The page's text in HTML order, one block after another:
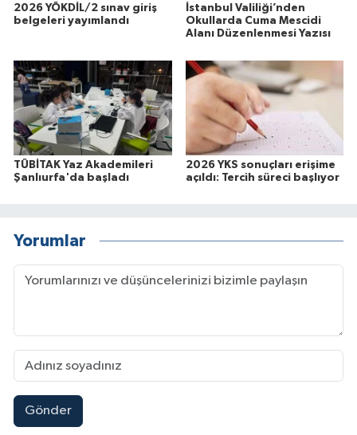
2026 YÖKDİL/2 sınav giriş
belgeleri yayımlandı
İstanbul Valiliği’nden
Okullarda Cuma Mescidi
Alanı Düzenlenmesi Yazısı
TÜBİTAK Yaz Akademileri
Şanlıurfa'da başladı
2026 YKS sonuçları erişime
açıldı: Tercih süreci başlıyor
Yorumlar
Gönder